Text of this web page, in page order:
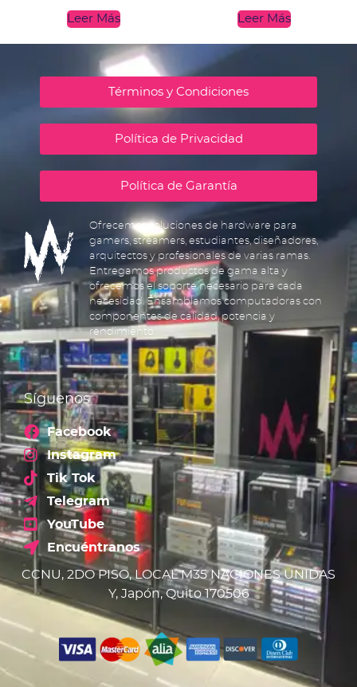
Leer Más Leer Más
Términos y Condiciones
Política de Privacidad
Política de Garantía
Ofrecemos soluciones de hardware para
gamers, streamers, estudiantes, diseñadores,
arquitectos y profesionales de varias ramas.
Entregamos productos de gama alta y
ofrecemos el soporte necesario para cada
necesidad. Ensamblamos computadoras con
componentes de calidad, potencia y
rendimiento.
Síguenos
Facebook
Instagram
Tik Tok
Telegram
YouTube
Encuéntranos
CCNU, 2DO PISO, LOCAL M35 NACIONES UNIDAS
Y, Japón, Quito 170506